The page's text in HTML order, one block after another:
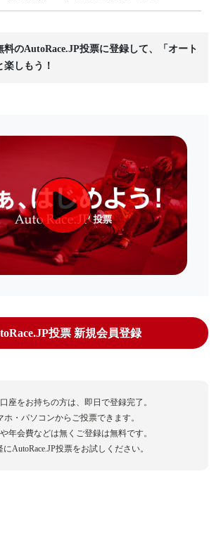
のAutoRace.JP投票に登録して、「オート
楽しもう！
投票 新規会員登録
座をお持ちの方は、即日で登録完了。
ホ・パソコンからご投票できます。
年会費などは無くご登録は無料です。
にAutoRace.JP投票をお試しください。